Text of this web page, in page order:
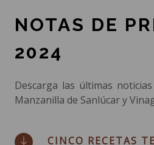
NOTAS DE
2024
Descarga las últimas
Manzanilla de Sanlúcar y
CINCO RECETAS